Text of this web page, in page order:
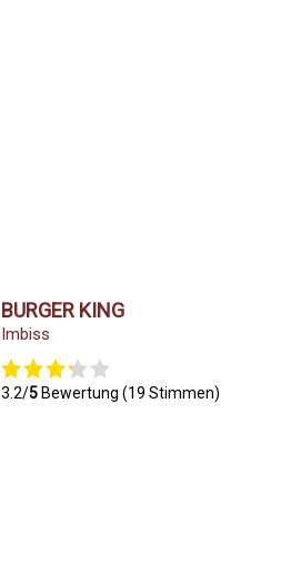
BURGER KING
Imbiss
3.2/5 Bewertung (19 Stimmen)